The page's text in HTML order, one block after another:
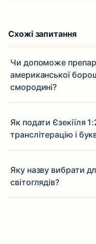
Схожі запитання
Чи допоможе
американської
смородині?
Як подати Єзекіїля
транслітерацію і
Яку назву вибрати
світоглядів?